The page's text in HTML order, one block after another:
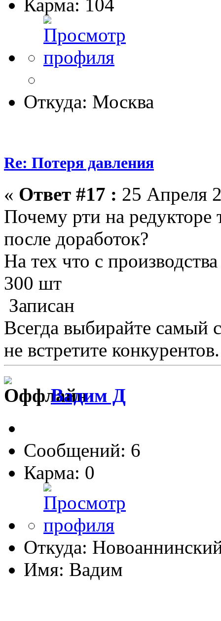
Карма: 104
Откуда: Москва
Re: Потеря давления
« Ответ #17 : 25 Апреля
Почему рти на редукторе
после доработок?
На тех что с
300 шт
Записан
Всегда выбирайте
не встретите конкурентов.
Вадим Д
Сообщений: 6
Карма: 0
Откуда:
Имя: Вадим